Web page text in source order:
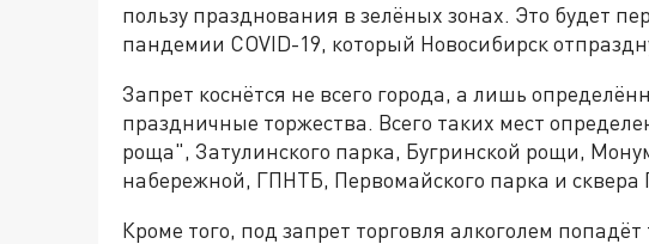
пользу празднования в зелёных зонах. Это будет
пандемии COVID-19, который Новосибирск
Запрет коснётся не всего города, а лишь
праздничные торжества. Всего таких мест
роща", Затулинского парка, Бугринской рощи,
набережной, ГПНТБ, Первомайского парка и сквера
Кроме того, под запрет торговля алкоголем